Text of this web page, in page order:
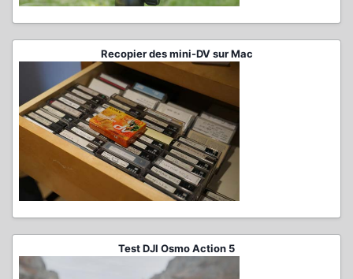
Recopier des mini-DV sur Mac
Test DJI Osmo Action 5